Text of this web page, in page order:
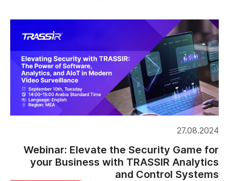
27.08.2024
Webinar: Elevate the Security Game for
your Business with TRASSIR Analytics
and Control Systems